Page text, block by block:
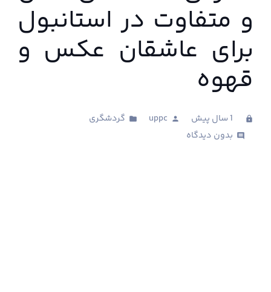
و متفاوت در استانبول
برای عاشقان عکس و
قهوه
clock 1 سال پیش person
uppc
folder گردشگری
comments بدون دیدگاه